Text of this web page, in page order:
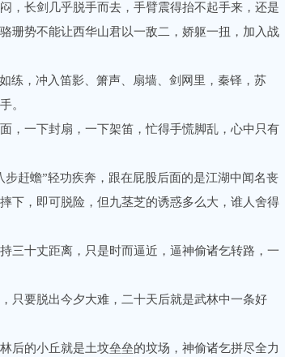
长剑几乎脱手而去，手臂震得抬不起手来，还是
珊势不能让西华山君以一敌二，娇躯一扭，加入战
，冲入笛影、箫声、扇墙、剑网里，秦铎，苏
。
一下封扇，一下架笛，忙得手慌脚乱，心中只有
赶蟾”轻功疾奔，跟在屁股后面的是江湖中闻名丧
下，即可脱险，但九茎芝的诱惑多么大，谁人舍得
十丈距离，只是时而逼近，逼神偷诸乞转路，一
要脱出今夕大难，二十天后就是武林中一条好
的小丘就是土坟垒垒的坟场，神偷诸乞拼尽全力